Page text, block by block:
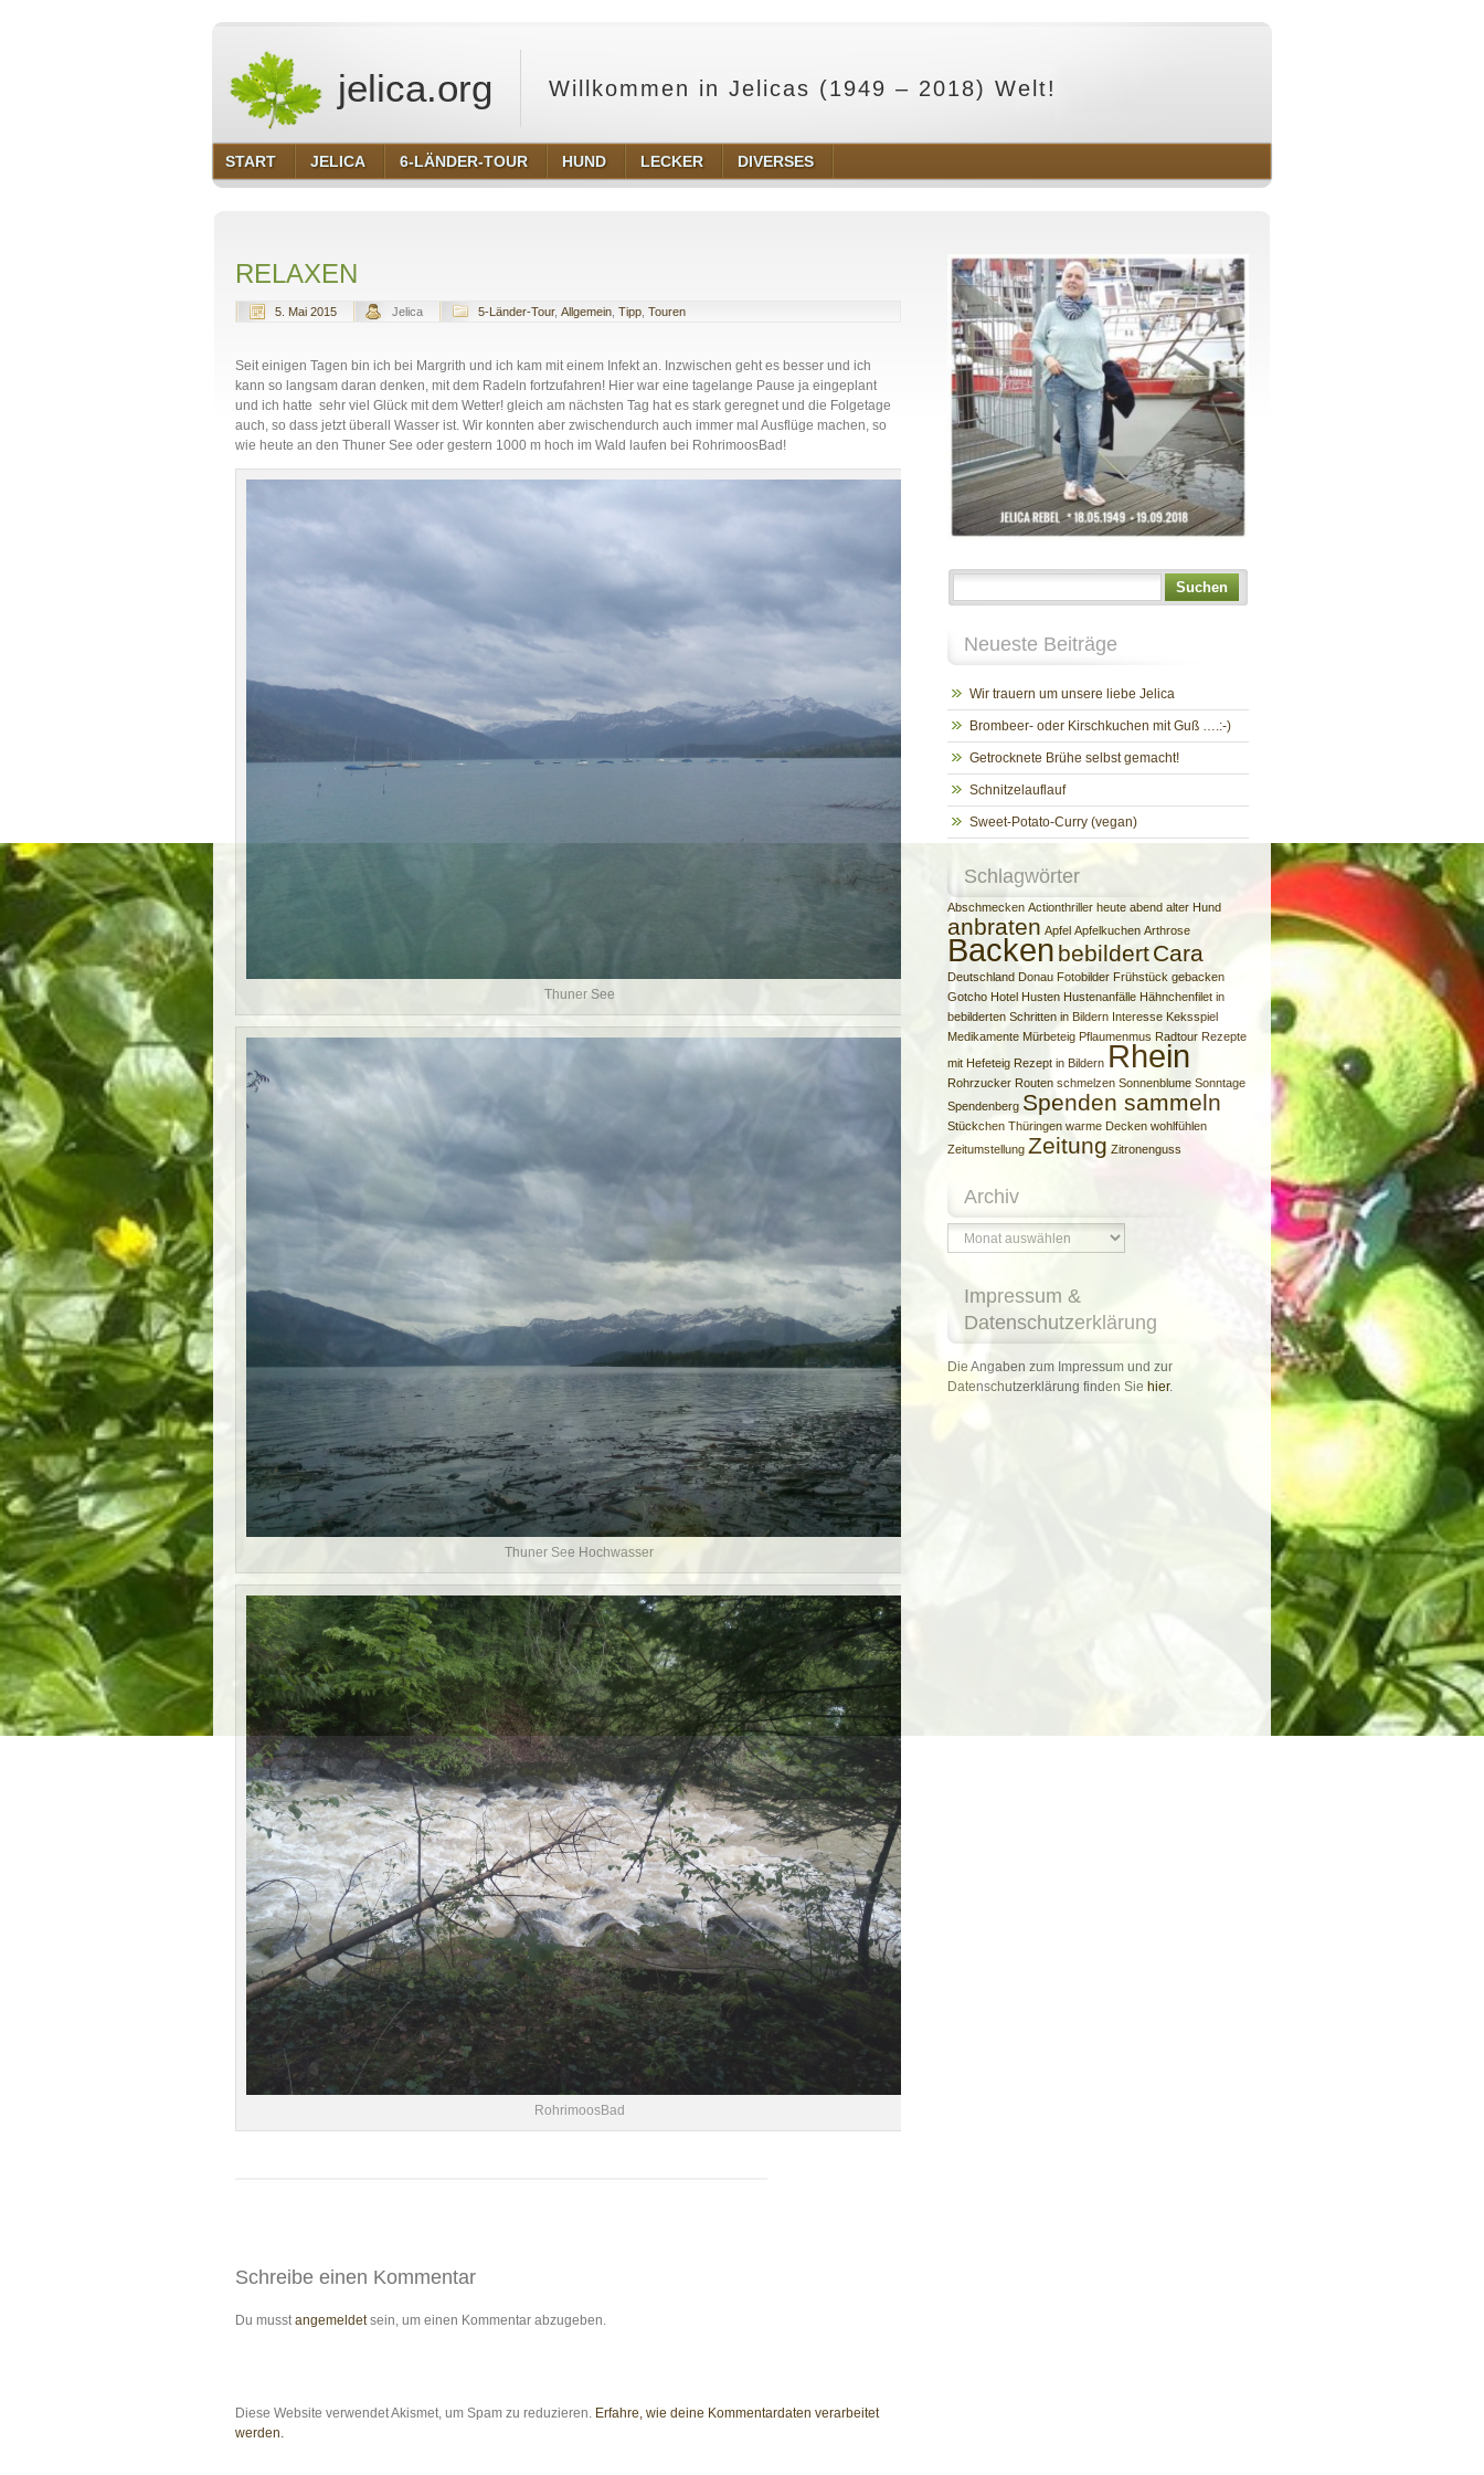
jelica.org Willkommen in Jelicas (1949 – 2018) Welt!
START JELICA 6-LÄNDER-TOUR HUND LECKER DIVERSES
RELAXEN
5. Mai 2015 Jelica 5-Länder-Tour, Allgemein Tipp Touren
Seit einigen Tagen bin ich bei Margrith und ich kam mit einem Infekt an. Inzwischen geht es besser und ich
kann so langsam daran denken, mit dem Radeln fortzufahren! Hier war eine tagelange Pause ja eingeplant
und ich hatte sehr viel Glück mit dem Wetter! gleich am nächsten Tag hat es stark geregnet und die Folgetage
auch, so dass jetzt überall Wasser ist. Wir konnten aber zwischendurch auch immer mal Ausflüge machen, so
wie heute an den Thuner See oder gestern 1000 m hoch im Wald laufen bei RohrimoosBad!
Thuner See
Thuner See Hochwasser
RohrimoosBad
Schreibe einen Kommentar
Du musstangemeldetsein, um einen Kommentar abzugeben.
Diese Website verwendet Akismet, um Spam zu reduzieren. Erfahre, wie deine Kommentardaten verarbeitet
werden.
Suchen
Neueste Beiträge
Wir trauern um unsere liebe Jelica
Brombeer- oder Kirschkuchen mit Guß ….:-)
Getrocknete Brühe selbst gemacht!
Schnitzelauflauf
Sweet-Potato-Curry (vegan)
Schlagwörter
Abschmecken Actionthriller heute abend alter Hund
anbraten Apfel Apfelkuchen Arthrose
Backen bebildertCara
Deutschland Donau Fotobilder Frühstück gebacken
Gotcho Hotel Husten Hustenanfälle Hähnchenfilet in
bebilderten Schritten in Bildern Interesse Keksspiel
Medikamente Mürbeteig Pflaumenmus Radtour Rezepte
mit Hefeteig Rezept in Bildern Rhein
Rohrzucker Routen schmelzen Sonnenblume Sonntage
Spendenberg Spenden sammeln
Stückchen Thüringen warme Decken wohlfühlen
Zeitumstellung Zeitung Zitronenguss
Archiv
Archiv
Impressum &
Datenschutzerklärung
Die Angaben zum Impressum und zur
Datenschutzerklärung finden Sie hier.